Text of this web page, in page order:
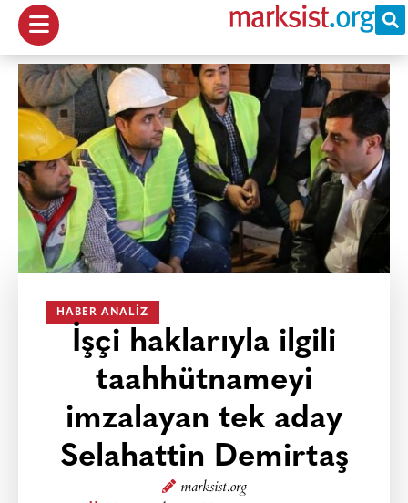
HABER ANALIZ
İşçi haklarıyla ilgili
taahhütnameyi
imzalayan tek aday
Selahattin Demirtaş
marksist.org